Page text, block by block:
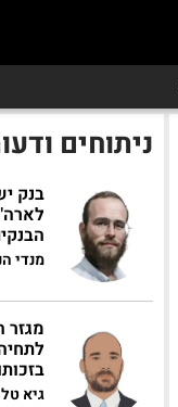
ניתוחים
בנק
מנדי
מגזר
גיא טל